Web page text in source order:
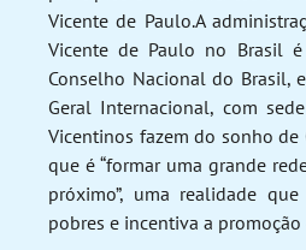
Vicente de Paulo.A
Vicente de Paulo no Brasil
Conselho Nacional do Brasil,
Geral Internacional, com
Vicentinos fazem do sonho de
que é “formar uma grande
próximo”, uma realidade
pobres e incentiva a